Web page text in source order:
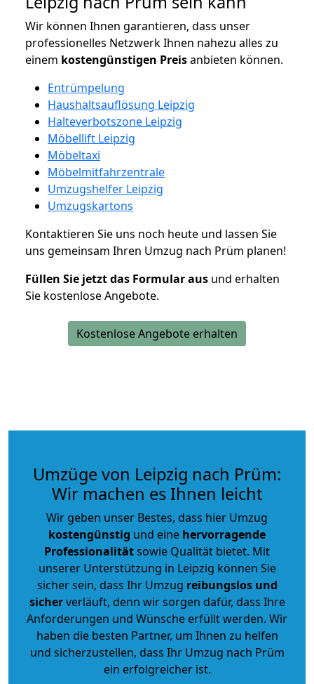
Wir können Ihnen garantieren, dass unser
professionelles Netzwerk Ihnen nahezu alles zu
einem kostengünstigen Preisanbieten können.
Entrümpelung
Haushaltsauflösung Leipzig
Halteverbotszone Leipzig
Möbellift Leipzig
Möbeltaxi
Möbelmitfahrzentrale
Umzugshelfer Leipzig
Umzugskartons
Kontaktieren Sie uns noch heute und lassen Sie
uns gemeinsam Ihren Umzug nach Prüm planen!
Füllen Sie jetzt das Formular aus und erhalten
Sie kostenlose Angebote.
Kostenlose Angebote erhalten
Umzüge von Leipzig nach Prüm:
Wir machen es Ihnen leicht
Wir geben unser Bestes, dass hier Umzug
kostengünstig und eine hervorragende
Professionalitätsowie Qualität bietet. Mit
unserer Unterstützung in Leipzig können Sie
sicher sein, dass Ihr Umzug reibungslos und
sicherverläuft, denn wir sorgen dafür, dass Ihre
Anforderungen und Wünsche erfüllt werden. Wir
haben die besten Partner, um Ihnen zu helfen
und sicherzustellen, dass Ihr Umzug nach Prüm
ein erfolgreicher ist.